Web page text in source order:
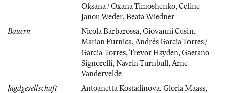
Oksana / Oxana Timoshenko, Céline
Janou Weder, Beata Wiedner
Bauern
Nicola Barbarossa, Giovanni Cusin,
Marian Furnica, Andrés Garcia Torres /
Garcia-Torres, Trevor Hayden, Gaetano
Signorelli, Navrin Turnbull , Arne
Vandervelde
Jagdgesellschaft
Antoanetta Kostadinova, Gloria Maass,